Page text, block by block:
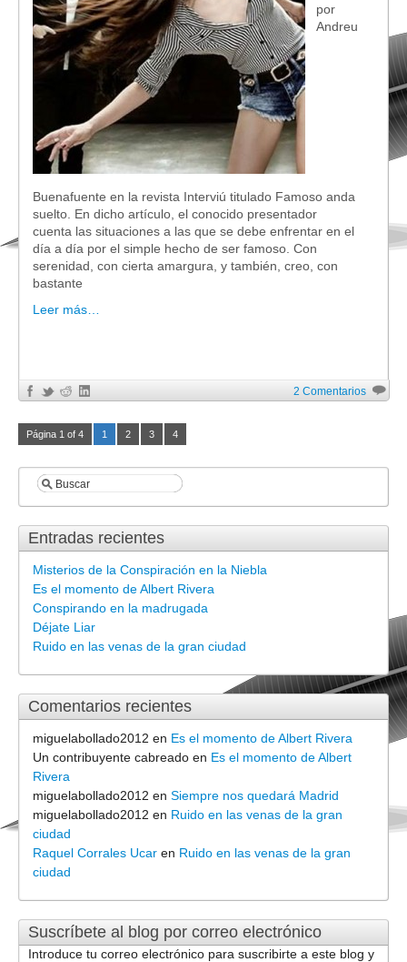
por
Andreu
Buenafuente en la revista Interviú titulado Famoso anda
suelto. En dicho artículo, el conocido presentador
cuenta las situaciones a las que se debe enfrentar en el
día a día por el simple hecho de ser famoso. Con
serenidad, con cierta amargura, y también, creo, con
bastante
Leer más…
2 Comentarios
Página 1 of 4 1 2 3 4
Entradas recientes
Misterios de la Conspiración en la Niebla
Es el momento de Albert Rivera
Conspirando en la madrugada
Déjate Liar
Ruido en las venas de la gran ciudad
Comentarios recientes
miguelabollado2012 en Es el momento de Albert Rivera
Un contribuyente cabreado en Es el momento de Albert
Rivera
miguelabollado2012 en Siempre nos quedará Madrid
miguelabollado2012 en Ruido en las venas de la gran
ciudad
Raquel Corrales Ucar en Ruido en las venas de la gran
ciudad
Suscríbete al blog por correo electrónico
Introduce tu correo electrónico para suscribirte a este blog y